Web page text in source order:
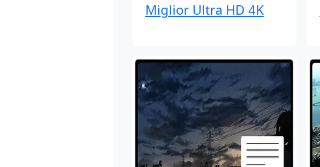
Miglior Ultra HD 4K